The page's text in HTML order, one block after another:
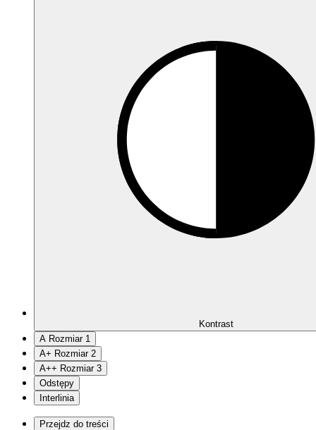
Kontrast
A Rozmiar 1
A+ Rozmiar 2
A++ Rozmiar 3
Odstępy
Interlinia
Przejdz do treści